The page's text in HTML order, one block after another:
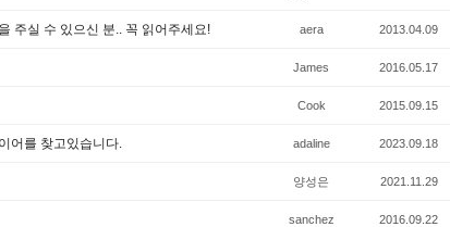
주실 수 있으신 분.. 꼭 읽어주세요! aera 2013.04.09
James 2016.05.17
Cook 2015.09.15
어를 찾고있습니다. adaline 2023.09.18
양성은 2021.11.29
sanchez 2016.09.22